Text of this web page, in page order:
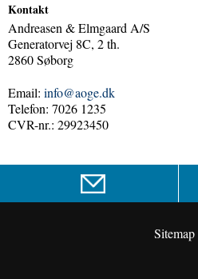
Kontakt
Andreasen & Elmgaard A/S
Generatorvej 8C, 2 th.
2860 Søborg
Email: info@aoge.dk
Telefon: 7026 1235
CVR-nr.: 29923450
Sitemap